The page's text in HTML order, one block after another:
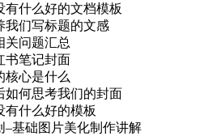
有什么好的文档模板
我们写标题的文感
关问题汇总
书笔记封面
核心是什么
如何思考我们的封面
有什么好的模板
–基础图片美化制作讲解